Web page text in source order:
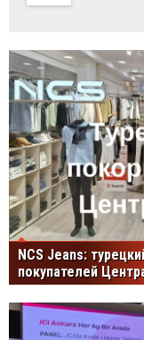
NCS Jeans:
покупателей